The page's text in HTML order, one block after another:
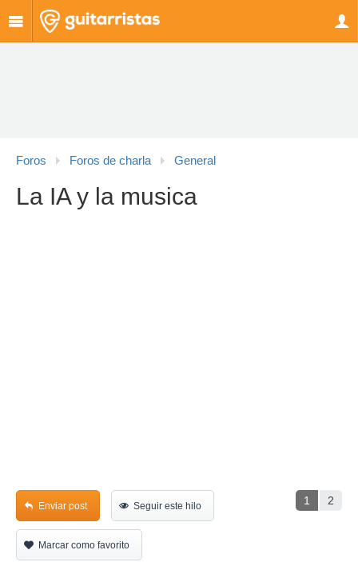
Foros Foros de charla General
La IA y la musica
1 2
Enviar post Seguir este hilo
Marcar como favorito